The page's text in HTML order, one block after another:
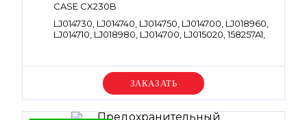
CASE CX230B
LJ014730, LJ014740, LJ014750, LJ014700, LJ018960,
LJ014710, LJ018980, LJ014700, LJ015020, 158257A1,
Уточняйте цену